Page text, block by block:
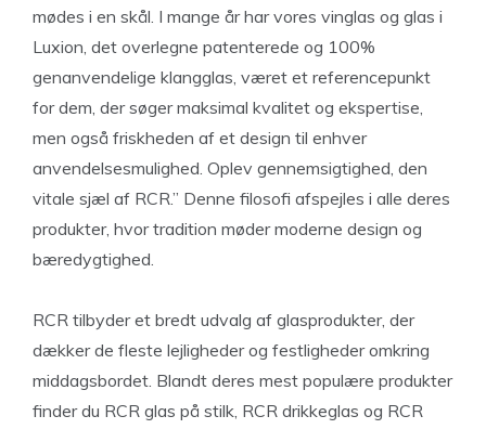
mødes i en skål. I mange år har vores vinglas og glas i
Luxion, det overlegne patenterede og 100%
genanvendelige klangglas, været et referencepunkt
for dem, der søger maksimal kvalitet og ekspertise,
men også friskheden af et design til enhver
anvendelsesmulighed. Oplev gennemsigtighed, den
vitale sjæl af RCR.” Denne filosofi afspejles i alle deres
produkter, hvor tradition møder moderne design og
bæredygtighed.
RCR tilbyder et bredt udvalg af glasprodukter, der
dækker de fleste lejligheder og festligheder omkring
middagsbordet. Blandt deres mest populære produkter
finder du RCR glas på stilk, RCR drikkeglas og RCR